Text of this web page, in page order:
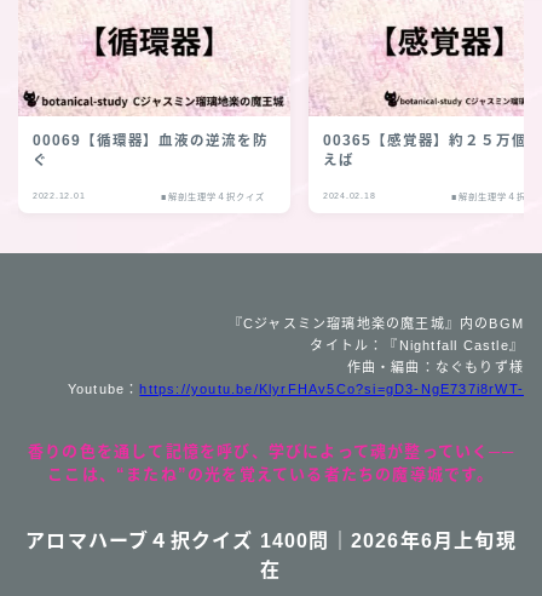
00069【循環器】血液の逆流を防
ぐ
2022.12.01 ■解剖生理学４択クイズ
00365【感覚器】約２５万個
えば
2024.02.18 ■解剖生理学４択ク
『Cジャスミン瑠璃地楽の魔王城』内のBGM
タイトル：『Nightfall Castle』
作曲・編曲：なぐもりず様
Youtube： https://youtu.be/KlyrFHAv5Co?si=gD3-NgE737i8rWT-
香りの色を通して記憶を呼び、学びによって魂が整っていく──
ここは、“またね”の光を覚えている者たちの魔導城です。
アロマハーブ４択クイズ 1400問｜2026年6月上旬現
在